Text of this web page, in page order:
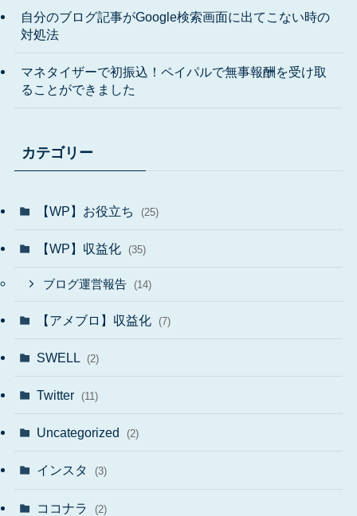
自分のブログ記事がGoogle検索画面に出てこない時の
対処法
マネタイザーで初振込！ペイパルで無事報酬を受け取
ることができました
カテゴリー
【WP】お役立ち (25)
【WP】収益化 (35)
ブログ運営報告 (14)
【アメブロ】収益化 (7)
SWELL (2)
Twitter (11)
Uncategorized (2)
インスタ (3)
ココナラ (2)